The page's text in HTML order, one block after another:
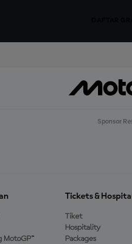
Sponsor
MotoGP™
Tickets &
Tiket
Hospitality
Packages